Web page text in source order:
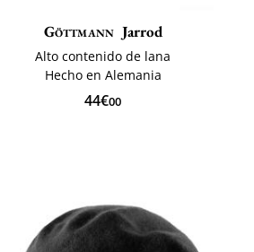
Göttmann Jarrod
Alto contenido de lana
Hecho en Alemania
44€00